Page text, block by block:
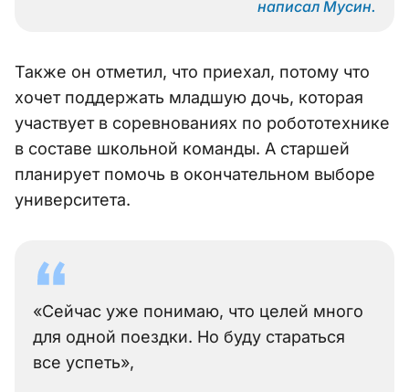
написал Мусин.
Также он отметил, что приехал, потому что
хочет поддержать младшую дочь, которая
участвует в соревнованиях по робототехнике
в составе школьной команды. А старшей
планирует помочь в окончательном выборе
университета.
«Сейчас уже понимаю, что целей много
для одной поездки. Но буду стараться
все успеть»,